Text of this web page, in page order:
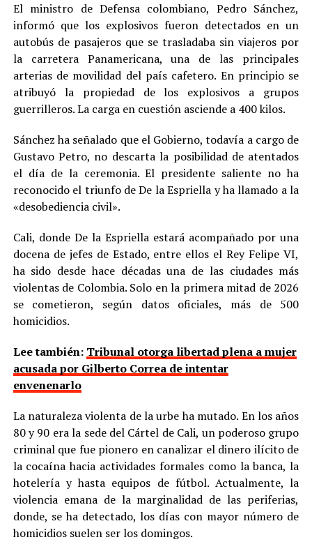
El ministro de Defensa colombiano, Pedro Sánchez,
informó que los explosivos fueron detectados en un
autobús de pasajeros que se trasladaba sin viajeros por
la carretera Panamericana, una de las principales
arterias de movilidad del país cafetero. En principio se
atribuyó la propiedad de los explosivos a grupos
guerrilleros. La carga en cuestión asciende a 400 kilos.
Sánchez ha señalado que el Gobierno, todavía a cargo de
Gustavo Petro, no descarta la posibilidad de atentados
el día de la ceremonia. El presidente saliente no ha
reconocido el triunfo de De la Espriella y ha llamado a la
«desobediencia civil».
Cali, donde De la Espriella estará acompañado por una
docena de jefes de Estado, entre ellos el Rey Felipe VI,
ha sido desde hace décadas una de las ciudades más
violentas de Colombia. Solo en la primera mitad de 2026
se cometieron, según datos oficiales, más de 500
homicidios.
Lee también: Tribunal otorga libertad plena a mujer
acusada por Gilberto Correa de intentar
envenenarlo
La naturaleza violenta de la urbe ha mutado. En los años
80 y 90 era la sede del Cártel de Cali, un poderoso grupo
criminal que fue pionero en canalizar el dinero ilícito de
la cocaína hacia actividades formales como la banca, la
hotelería y hasta equipos de fútbol. Actualmente, la
violencia emana de la marginalidad de las periferias,
donde, se ha detectado, los días con mayor número de
homicidios suelen ser los domingos.